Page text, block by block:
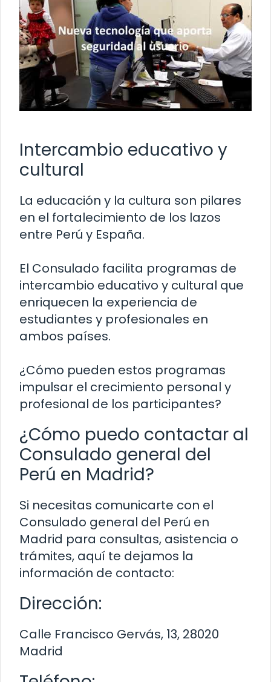
Intercambio educativo y
cultural
La educación y la cultura son pilares
en el fortalecimiento de los lazos
entre Perú y España.
El Consulado facilita programas de
intercambio educativo y cultural que
enriquecen la experiencia de
estudiantes y profesionales en
ambos países.
¿Cómo pueden estos programas
impulsar el crecimiento personal y
profesional de los participantes?
¿Cómo puedo contactar al
Consulado general del
Perú en Madrid?
Si necesitas comunicarte con el
Consulado general del Perú en
Madrid para consultas, asistencia o
trámites, aquí te dejamos la
información de contacto:
Dirección:
Calle Francisco Gervás, 13, 28020
Madrid